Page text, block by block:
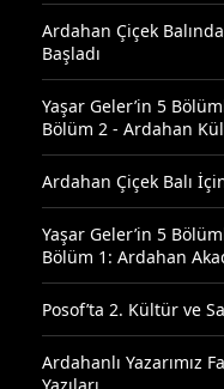
Ardahan Çiçek
Başladı
Yaşar Geler’in 5
Bölüm 2 - Ardahan
Ardahan Çiçek Balı
Yaşar Geler’in 5
Bölüm 1: Ardahan
Posof’ta 2. Kültür ve
Ardahanlı Yazarımız
Yazıları